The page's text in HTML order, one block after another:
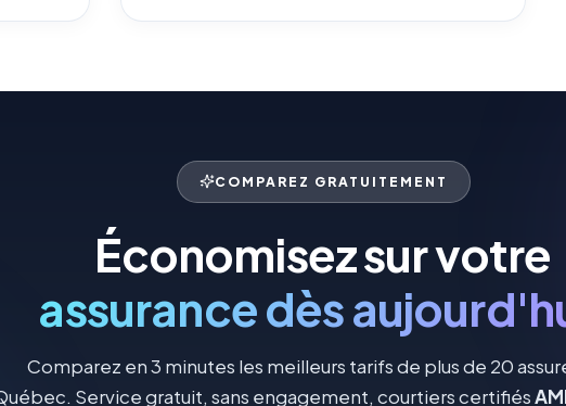
COMPAREZ GRATUITEMENT
Économisez sur votre
assurance dès
Comparez en 3 minutes les meilleurs tarifs de plus de 20
Service gratuit, sans engagement, courtiers certifiés